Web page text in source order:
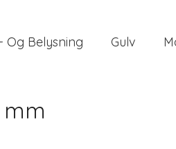
Og Belysning Gulv
mm